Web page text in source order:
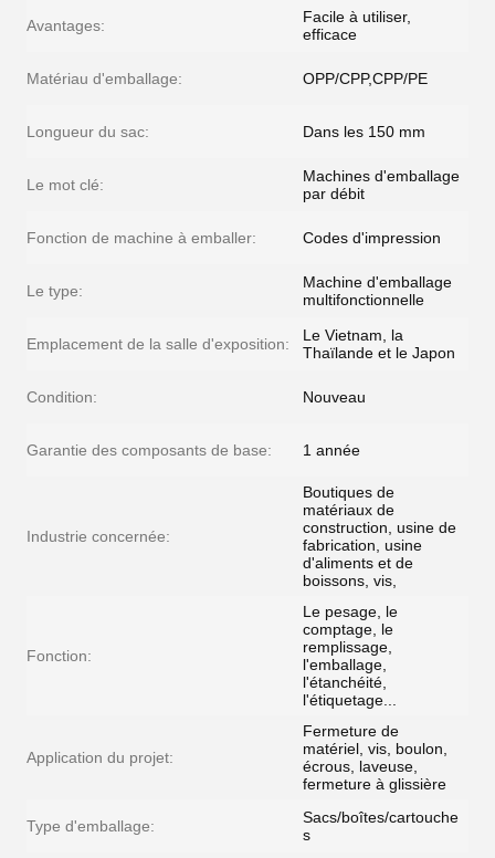
Avantages:
Facile à utiliser,
efficace
Matériau d'emballage: OPP/CPP,CPP/PE
Longueur du sac: Dans les 150 mm
Le mot clé:
Machines d'emballage
par débit
Fonction de machine à emballer: Codes d'impression
Le type:
Machine d'emballage
multifonctionnelle
Emplacement de la salle d'exposition:
Le Vietnam, la
Thaïlande et le Japon
Condition: Nouveau
Garantie des composants de base: 1 année
Industrie concernée:
Boutiques de
matériaux de
construction, usine de
fabrication, usine
d'aliments et de
boissons, vis,
Fonction:
Le pesage, le
comptage, le
remplissage,
l'emballage,
l'étanchéité,
l'étiquetage...
Application du projet:
Fermeture de
matériel, vis, boulon,
écrous, laveuse,
fermeture à glissière
Type d'emballage:
Sacs/boîtes/cartouche
s